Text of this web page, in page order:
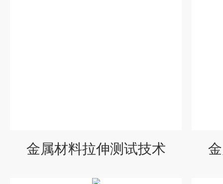
金属材料拉伸测试技术